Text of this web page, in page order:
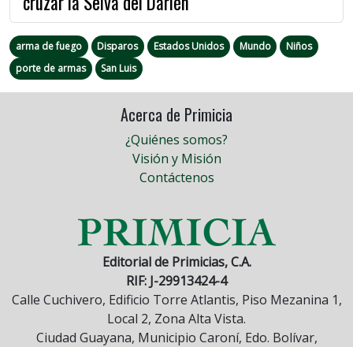
arma de fuego Disparos Estados Unidos Mundo
Niños
porte de armas
San Luis
Acerca de Primicia
¿Quiénes somos?
Visión y Misión
Contáctenos
Editorial de Primicias, C.A.
RIF: J-29913424-4
Calle Cuchivero, Edificio Torre Atlantis, Piso Mezanina 1,
Local 2, Zona Alta Vista.
Ciudad Guayana, Municipio Caroní, Edo. Bolívar,